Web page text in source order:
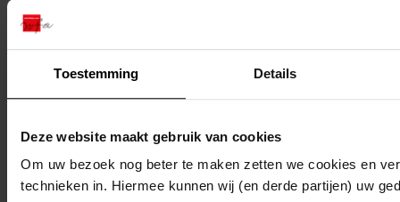
Toestemming Details
Deze website maakt gebruik van cookies
Om uw bezoek nog beter te maken zetten we cookies en
technieken in. Hiermee kunnen wij (en derde partijen) uw
Toon details van deze beschrijving
25.Walvisvaarders
Toon details van deze beschrijving
26.Gilden en Neringen
Toon details van deze beschrijving